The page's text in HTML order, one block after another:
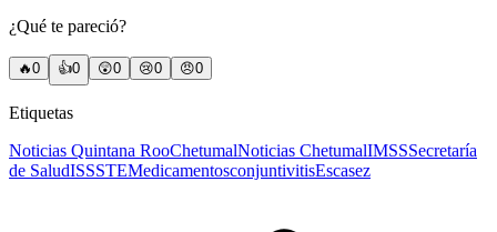
¿Qué te pareció?
🔥0 👍0 😲0 😢0 😠0
Etiquetas
Noticias Quintana RooChetumalNoticias ChetumalIMSSSecretaría
de SaludISSSTEMedicamentosconjuntivitisEscasez